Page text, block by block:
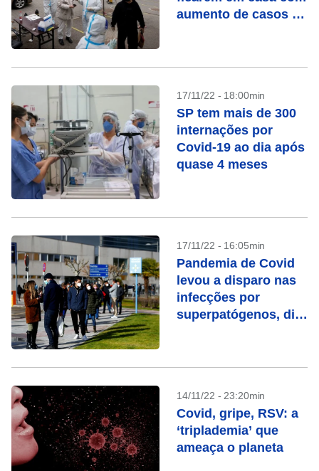
aumento de casos de
17/11/22 - 18:00min
SP tem mais de 300
internações por
Covid-19 ao dia após
quase 4 meses
17/11/22 - 16:05min
Pandemia de Covid
levou a disparo nas
infecções por
superpatógenos, diz
14/11/22 - 23:20min
Covid, gripe, RSV: a
‘triplademia’ que
ameaça o planeta